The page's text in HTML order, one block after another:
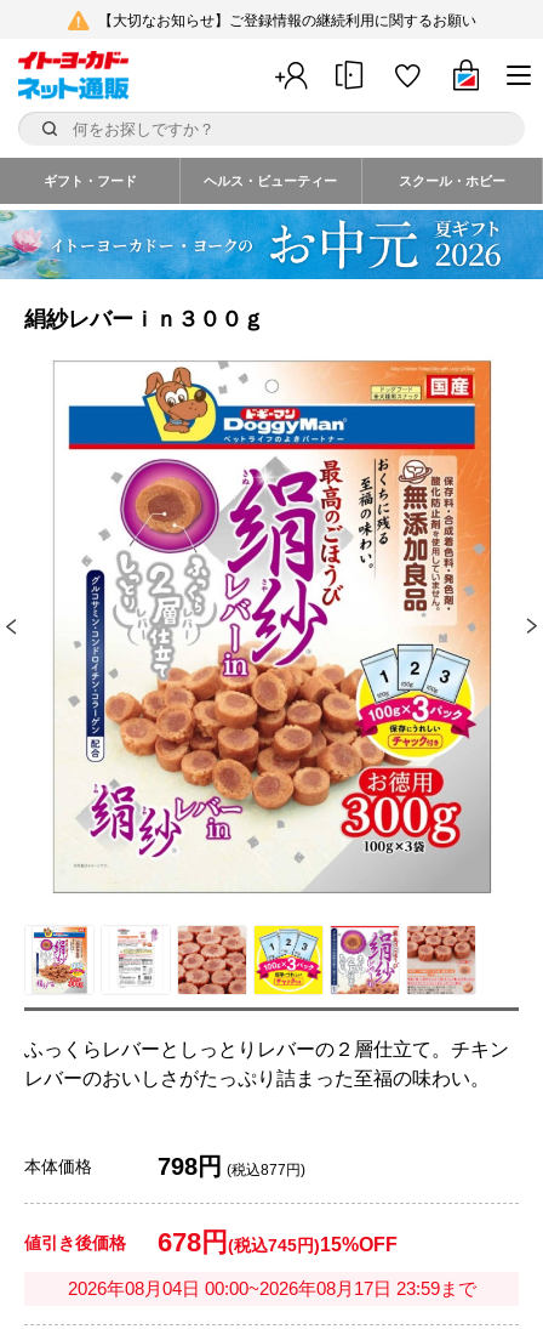
【大切なお知らせ】ご登録情報の継続利用に関するお願い
ギフト・フード ヘルス・ビューティー スクール・ホビー
絹紗レバーｉｎ３００ｇ
ふっくらレバーとしっとりレバーの２層仕立て。チキン
レバーのおいしさがたっぷり詰まった至福の味わい。
本体価格 798円 (税込877円)
値引き後価格 678円 (税込745円)15%OFF
2026年08月04日 00:00~2026年08月17日 23:59まで